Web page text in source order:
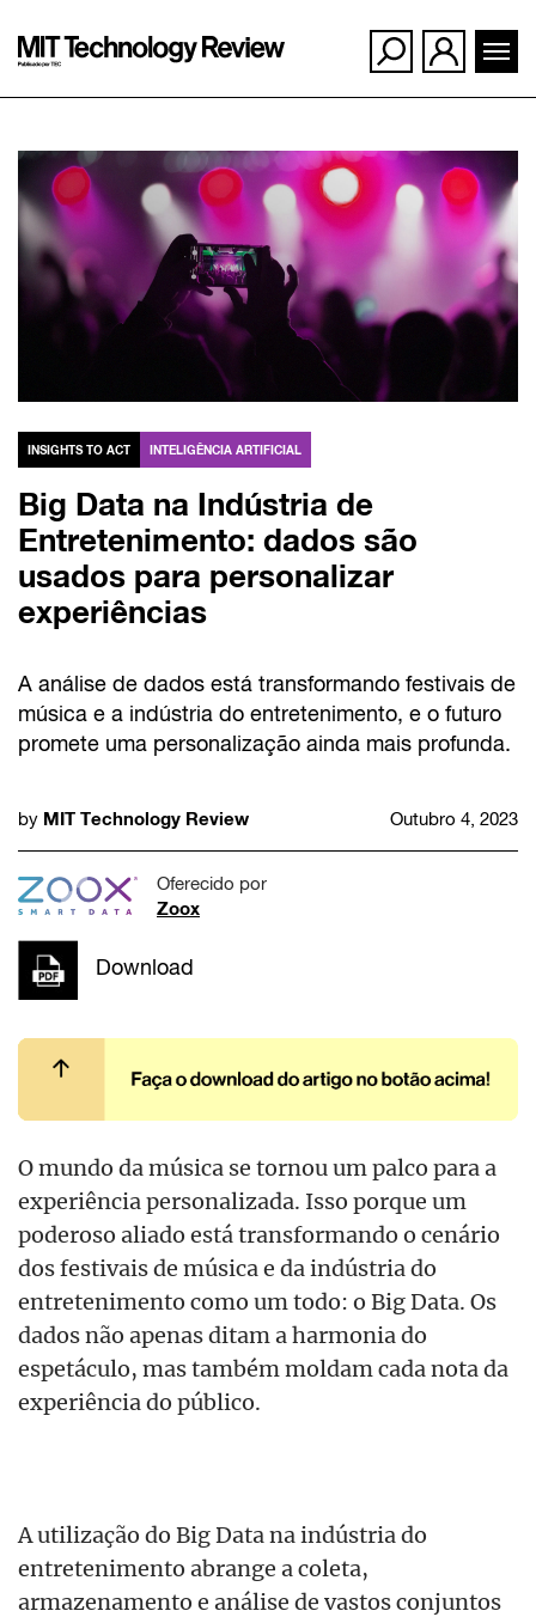
para
conteúdo
INSIGHTS TO ACT INTELIGÊNCIA ARTIFICIAL
Big Data na Indústria de
Entretenimento: dados são
usados para personalizar
experiências
A análise de dados está transformando festivais de
música e a indústria do entretenimento, e o futuro
promete uma personalização ainda mais profunda.
by MIT Technology Review Outubro 4, 2023
Oferecido por
Zoox
Download
O mundo da música se tornou um palco para a
experiência personalizada. Isso porque um
poderoso aliado está transformando o cenário
dos festivais de música e da indústria do
entretenimento como um todo: o Big Data. Os
dados não apenas ditam a harmonia do
espetáculo, mas também moldam cada nota da
experiência do público.
A utilização do Big Data na indústria do
entretenimento abrange a coleta,
armazenamento e análise de vastos conjuntos